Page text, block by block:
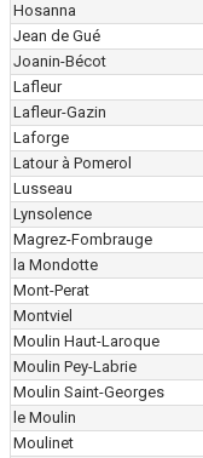
Hosanna
Jean de Gué
Joanin-Bécot
Lafleur
Lafleur-Gazin
Laforge
Latour à Pomerol
Lusseau
Lynsolence
Magrez-Fombrauge
la Mondotte
Mont-Perat
Montviel
Moulin Haut-Laroque
Moulin Pey-Labrie
Moulin Saint-Georges
le Moulin
Moulinet